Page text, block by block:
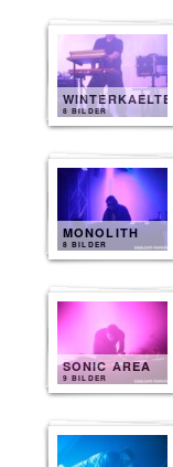
WINTERKAELTE
8 BILDER
MONOLITH
8 BILDER
SONIC AREA
9 BILDER